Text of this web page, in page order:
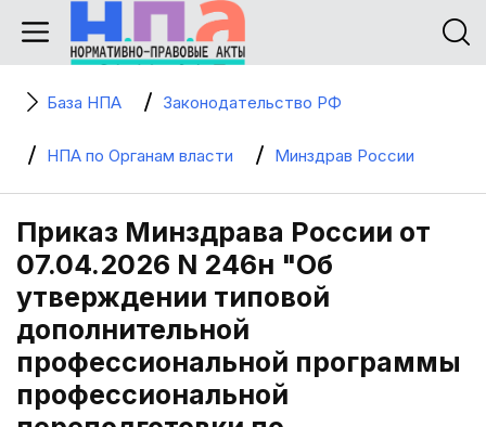
База НПА Законодательство РФ
НПА по Органам власти Минздрав России
Приказ Минздрава России от
07.04.2026 N 246н "Об
утверждении типовой
дополнительной
профессиональной программы
профессиональной